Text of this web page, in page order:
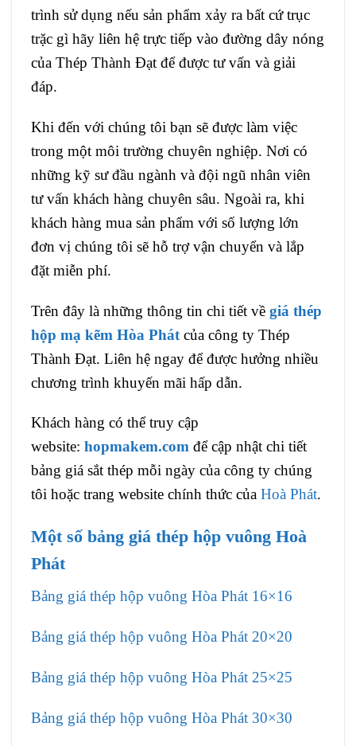
trình sử dụng nếu sản phẩm xảy ra bất cứ trục
trặc gì hãy liên hệ trực tiếp vào đường dây nóng
của Thép Thành Đạt để được tư vấn và giải
đáp.
Khi đến với chúng tôi bạn sẽ được làm việc
trong một môi trường chuyên nghiệp. Nơi có
những kỹ sư đầu ngành và đội ngũ nhân viên
tư vấn khách hàng chuyên sâu. Ngoài ra, khi
khách hàng mua sản phẩm với số lượng lớn
đơn vị chúng tôi sẽ hỗ trợ vận chuyển và lắp
đặt miễn phí.
Trên đây là những thông tin chi tiết về giá thép
hộp mạ kẽm Hòa Phát của công ty Thép
Thành Đạt. Liên hệ ngay để được hưởng nhiều
chương trình khuyến mãi hấp dẫn.
Khách hàng có thể truy cập
website: hopmakem.com để cập nhật chi tiết
bảng giá sắt thép mỗi ngày của công ty chúng
tôi hoặc trang website chính thức của Hoà Phát.
Một số bảng giá thép hộp vuông Hoà
Phát
Bảng giá thép hộp vuông Hòa Phát 16×16
Bảng giá thép hộp vuông Hòa Phát 20×20
Bảng giá thép hộp vuông Hòa Phát 25×25
Bảng giá thép hộp vuông Hòa Phát 30×30